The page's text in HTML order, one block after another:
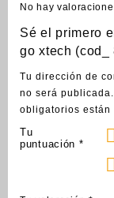
No hay
Sé el primero
go xtech (cod_
Tu dirección de
no será publicada.
obligatorios están
Tu
puntuación *